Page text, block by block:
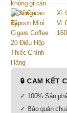
Xì
Vị
🔒 CAM KẾT
✓ 100% Sản
✓ Bảo quản